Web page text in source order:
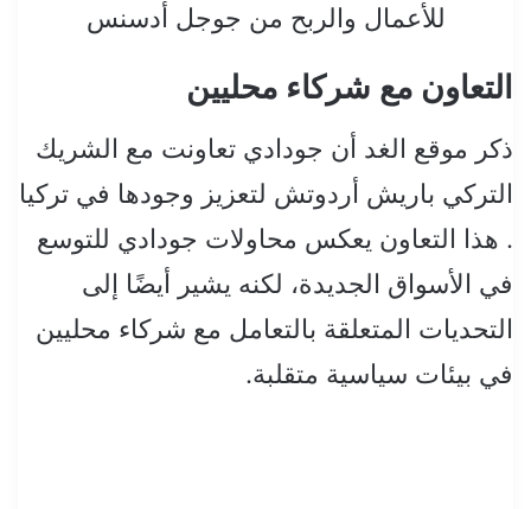
للأعمال والربح من جوجل أدسنس
التعاون مع شركاء محليين
ذكر موقع الغد أن جودادي تعاونت مع الشريك
التركي باريش أردوتش لتعزيز وجودها في تركيا
. هذا التعاون يعكس محاولات جودادي للتوسع
في الأسواق الجديدة، لكنه يشير أيضًا إلى
التحديات المتعلقة بالتعامل مع شركاء محليين
في بيئات سياسية متقلبة.